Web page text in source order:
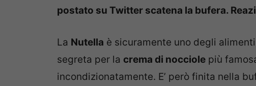
postato su Twitter scatena la bufera.
La Nutella è sicuramente uno degli
segreta per la crema di nocciole più
incondizionatamente. E’ però finita nella